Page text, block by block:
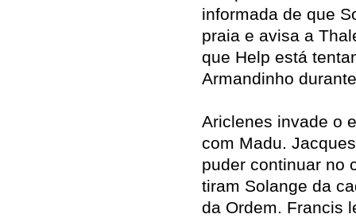
informada de que
praia e avisa a
que Help está
Armandinho
Ariclenes invade o
com Madu.
puder continuar no
tiram Solange da
da Ordem. Francis